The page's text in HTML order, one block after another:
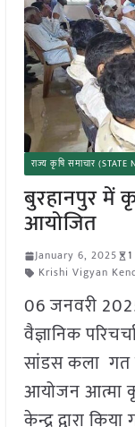
राज्य कृषि समाचार (STATE
बुरहानपुर में
आयोजित
January 6, 2025
Krishi Vigyan
06 जनवरी
वैज्ञानिक
सांडस कला गत
आयोजन आत्मा